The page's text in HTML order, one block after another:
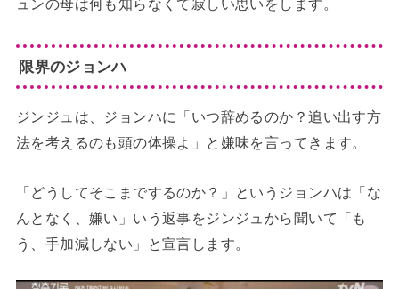
ュンの母は何も知らなくて寂しい思いをします。
限界のジョンハ
ジンジュは、ジョンハに「いつ辞めるのか？追い出す方
法を考えるのも頭の体操よ」と嫌味を言ってきます。
「どうしてそこまでするのか？」というジョンハは「な
んとなく、嫌い」いう返事をジンジュから聞いて「も
う、手加減しない」と宣言します。